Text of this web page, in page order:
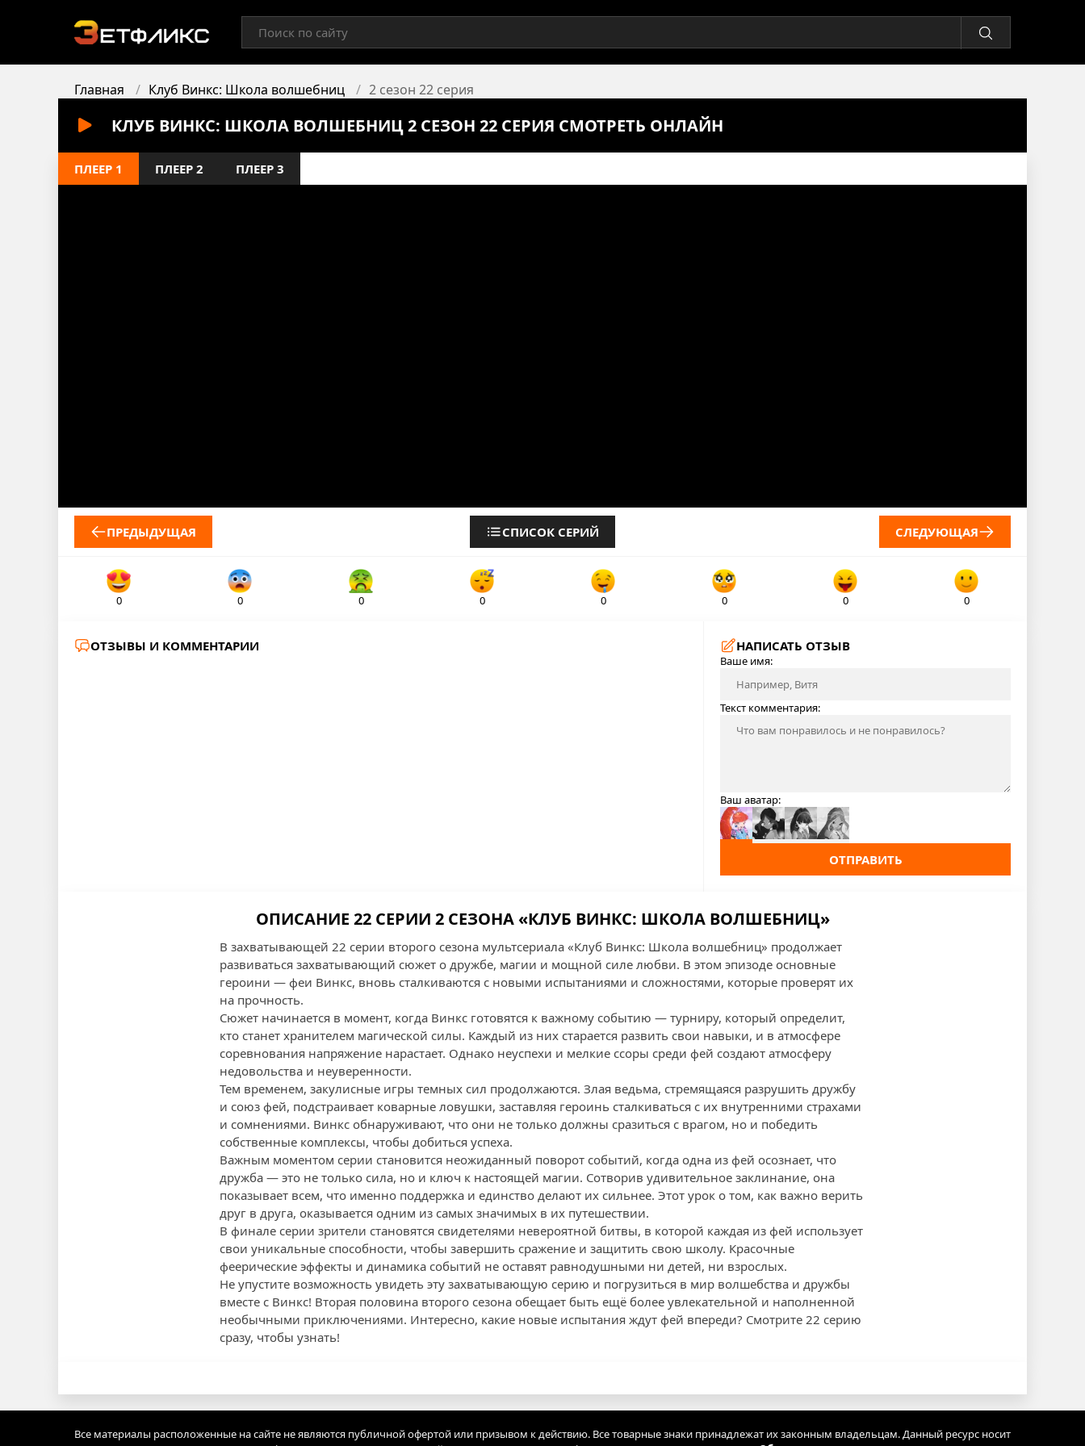
Главная Клуб Винкс: Школа волшебниц 2 сезон 22 серия
КЛУБ ВИНКС: ШКОЛА ВОЛШЕБНИЦ 2 СЕЗОН 22 СЕРИЯ СМОТРЕТЬ ОНЛАЙН
ПЛЕЕР 1 ПЛЕЕР 2 ПЛЕЕР 3
ПРЕДЫДУЩАЯ СПИСОК СЕРИЙ СЛЕДУЮЩАЯ
0 0 0 0 0 0 0 0
ОТЗЫВЫ И КОММЕНТАРИИ НАПИСАТЬ ОТЗЫВ
Ваше имя:
Текст комментария:
Ваш аватар:
ОТПРАВИТЬ
ОПИСАНИЕ 22 СЕРИИ 2 СЕЗОНА «КЛУБ ВИНКС: ШКОЛА ВОЛШЕБНИЦ»
В захватывающей 22 серии второго сезона мультсериала «Клуб Винкс: Школа волшебниц» продолжает
развиваться захватывающий сюжет о дружбе, магии и мощной силе любви. В этом эпизоде основные
героини — феи Винкс, вновь сталкиваются с новыми испытаниями и сложностями, которые проверят их
на прочность.
Сюжет начинается в момент, когда Винкс готовятся к важному событию — турниру, который определит,
кто станет хранителем магической силы. Каждый из них старается развить свои навыки, и в атмосфере
соревнования напряжение нарастает. Однако неуспехи и мелкие ссоры среди фей создают атмосферу
недовольства и неуверенности.
Тем временем, закулисные игры темных сил продолжаются. Злая ведьма, стремящаяся разрушить дружбу
и союз фей, подстраивает коварные ловушки, заставляя героинь сталкиваться с их внутренними страхами
и сомнениями. Винкс обнаруживают, что они не только должны сразиться с врагом, но и победить
собственные комплексы, чтобы добиться успеха.
Важным моментом серии становится неожиданный поворот событий, когда одна из фей осознает, что
дружба — это не только сила, но и ключ к настоящей магии. Сотворив удивительное заклинание, она
показывает всем, что именно поддержка и единство делают их сильнее. Этот урок о том, как важно верить
друг в друга, оказывается одним из самых значимых в их путешествии.
В финале серии зрители становятся свидетелями невероятной битвы, в которой каждая из фей использует
свои уникальные способности, чтобы завершить сражение и защитить свою школу. Красочные
феерические эффекты и динамика событий не оставят равнодушными ни детей, ни взрослых.
Не упустите возможность увидеть эту захватывающую серию и погрузиться в мир волшебства и дружбы
вместе с Винкс! Вторая половина второго сезона обещает быть ещё более увлекательной и наполненной
необычными приключениями. Интересно, какие новые испытания ждут фей впереди? Смотрите 22 серию
сразу, чтобы узнать!
Все материалы расположенные на сайте не являются публичной офертой или призывом к действию. Все товарные знаки принадлежат их законным владельцам. Данный ресурс носит